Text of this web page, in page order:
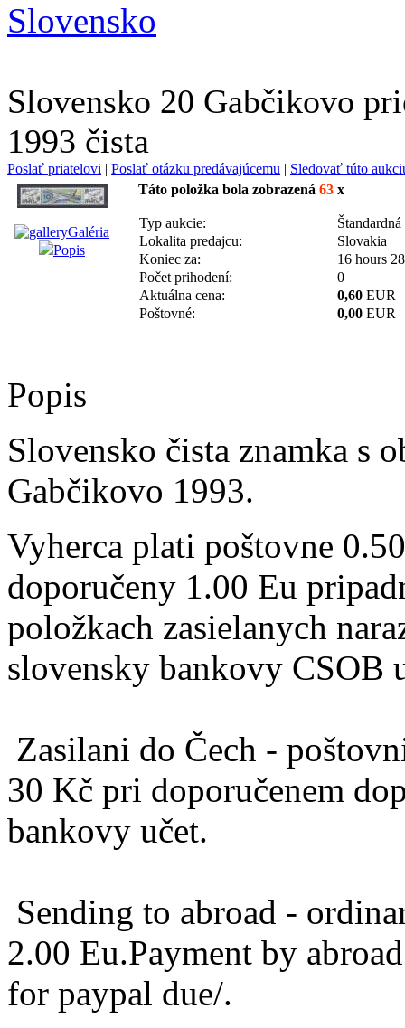
Slovensko
Slovensko 20 Gabčikovo
1993 čista
Poslať priatelovi | Poslať otázku predávajúcemu | Sledovať túto
Galéria
Popis
Táto položka bola zobrazená 63 x
Typ aukcie:
Lokalita predajcu:
Slovakia
Koniec za:
16 hours
Počet prihodení:
0
Aktuálna cena:
0,60 EUR
Poštovné:
0,00 EUR
Popis
Slovensko čista znamka s
Gabčikovo 1993.
Vyherca plati poštovne
doporučeny 1.00 Eu
položkach zasielanych
slovensky bankovy CSOB
Zasilani do Čech -
30 Kč pri doporučenem
bankovy učet.
Sending to abroad -
2.00 Eu.Payment by
for paypal due/.